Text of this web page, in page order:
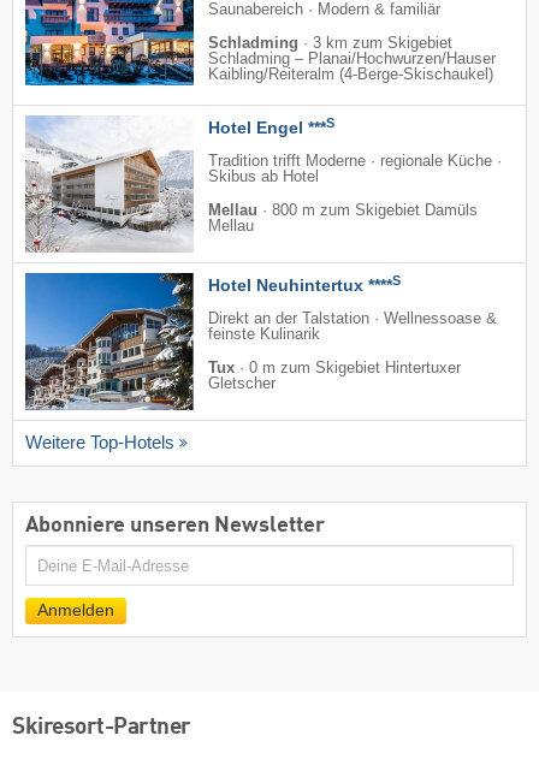
Saunabereich · Modern & familiär
Schladming · 3 km zum Skigebiet
Schladming – Planai/​Hochwurzen/​Hauser
Kaibling/​Reiteralm (4-Berge-Skischaukel)
Hotel Engel ***S
Tradition trifft Moderne · regionale Küche ·
Skibus ab Hotel
Mellau · 800 m zum Skigebiet Damüls
Mellau
Hotel Neuhintertux ****S
Direkt an der Talstation · Wellnessoase &
feinste Kulinarik
Tux · 0 m zum Skigebiet Hintertuxer
Gletscher
Weitere Top-Hotels
Abonniere unseren Newsletter
E-
Anmelden
Skiresort-Partner